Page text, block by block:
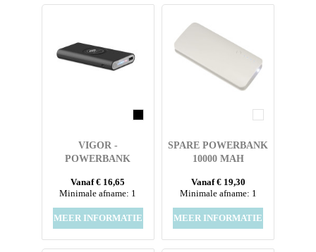
VIGOR -
POWERBANK
OPLADEN
Vanaf € 16,65
Minimale afname: 1
MEER INFORMATIE
SPARE POWERBANK
10000 MAH
Vanaf € 19,30
Minimale afname: 1
MEER INFORMATIE